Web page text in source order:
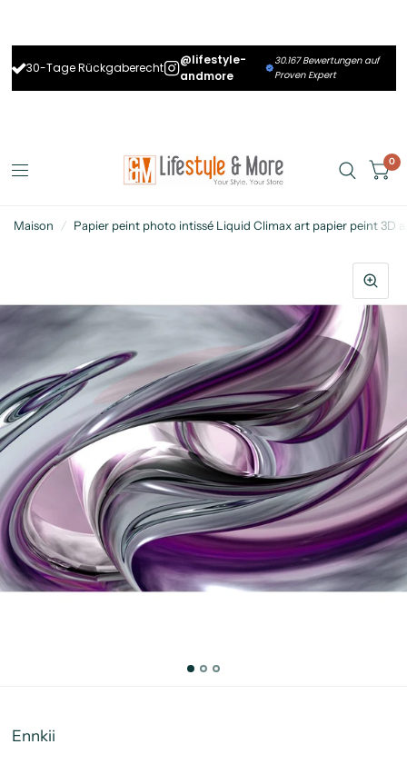
30-Tage Rückgaberecht
@lifestyle-
andmore
30.167 Bewertungen auf
Proven Expert
0
Maison / Papier peint photo intissé Liquid Climax art papier peint 3D
Ennkii